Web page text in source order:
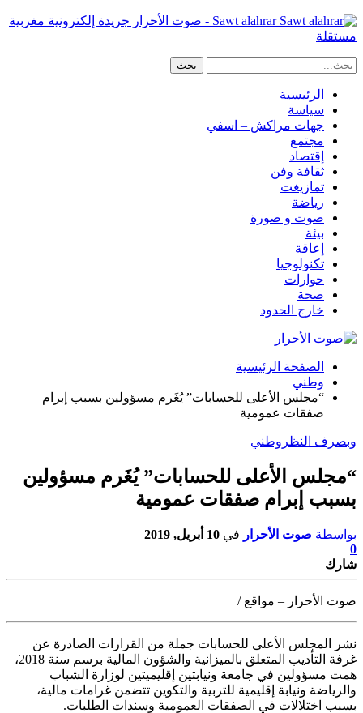
Sawt alahrar - صوت الأحرار جريدة إلكترونية مغربية
مستقلة
الرئيسية
سياسة
جهات مراكش – اسفي
مجتمع
إقتصاد
ثقافة وفن
تمازيغت
رياضة
صوت و صورة
بيئة
إعاقة
تكنولوجيا
حوارات
صحة
خارج الحدود
الصفحة الرئيسية
وطني
“مجلس الأعلى للحسابات” يُغَرم مسؤولين بسبب إبرام
صفقات عمومية
وبصرف النظر وطني
“مجلس الأعلى للحسابات” يُغَرم مسؤولين
بسبب إبرام صفقات عمومية
بواسطة صوت الأحرار في 10 أبريل, 2019
0
شارك
صوت الأحرار – مواقع /
نشر المجلس الأعلى للحسابات جملة من القرارات الصادرة عن
غرفة التأديب المتعلق
بالميزانية والشؤون المالية برسم سنة 2018،
همت مسؤولين في جامعة ونيابتين إقليميتين لوزارة الشباب
والرياضة ونيابة إقليمية للتربية والتكوين تتضمن غرامات مالية،
بسبب اختلالات في الصفقات العمومية وسندات الطلبات.